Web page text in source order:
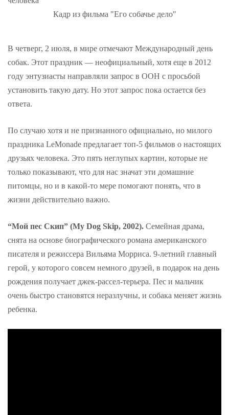
Кадр из фильма "Его собачье дело"
В четверг, 2 июля, в мире отмечают Международный день
собак. Этот праздник — неофициальный, хотя еще в 2012
году энтузиасты направляли запрос в ООН с просьбой
установить такую дату. Но этот запрос пока остается без
ответа.
По случаю хотя и не признанного официально, но милого
праздника LeMonade предлагает топ-5 фильмов о настоящих
друзьях человека. Это пять неглупых картин, которые не
только показывают, что для нас значат эти домашние
питомцы, но и в какой-то мере помогают понять, что в
жизни действительно важно.
“Мой пес Скип” (My Dog Skip, 2002). Семейная драма,
снята на основе биографического романа американского
писателя и режиссера Вильяма Морриса. 9-летний главный
герой, у которого совсем немного друзей, в подарок на день
рождения получает джек-рассел-терьера. Пес и мальчик
очень быстро становятся неразлучны, и собака меняет жизнь
ребенка.